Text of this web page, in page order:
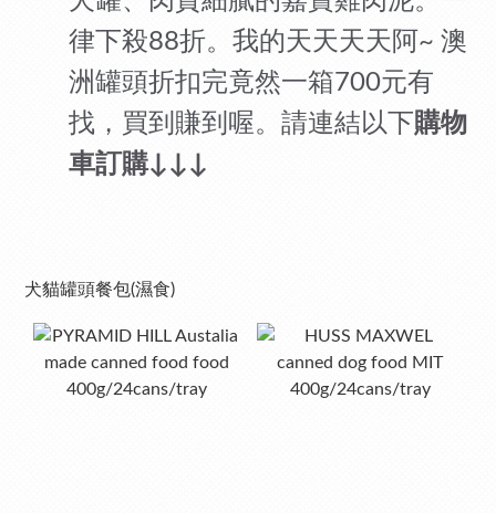
律下殺88折。我的天天天天阿 ~ 澳
洲罐頭折扣完竟然一箱700元有
找，買到賺到喔。 請連結以下購物
車訂購↓↓↓
犬貓罐頭餐包(濕食)